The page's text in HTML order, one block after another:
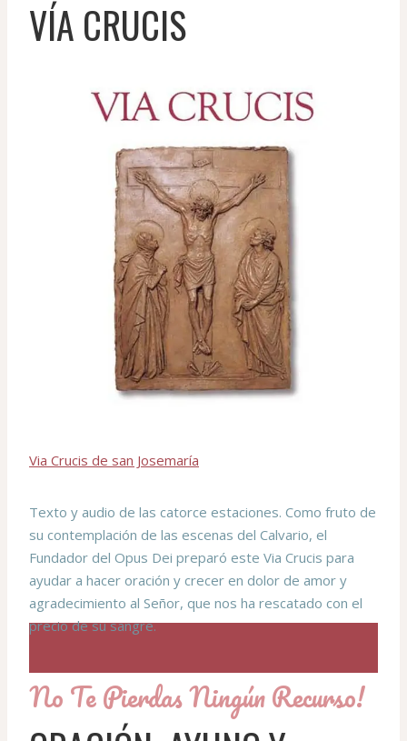
VÍA CRUCIS
Via Crucis de san Josemaría
Texto y audio de las catorce estaciones. Como fruto de
su contemplación de las escenas del Calvario, el
Fundador del Opus Dei preparó este Via Crucis para
ayudar a hacer oración y crecer en dolor de amor y
agradecimiento al Señor, que nos ha rescatado con el
precio de su sangre.
No Te Pierdas Ningún Recurso!